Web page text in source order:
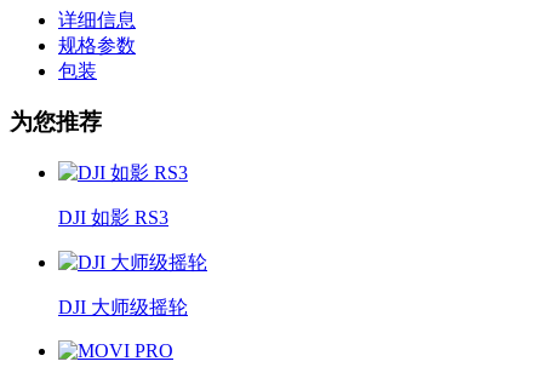
详细信息
规格参数
包装
为您推荐
DJI 如影 RS3
DJI 大师级摇轮